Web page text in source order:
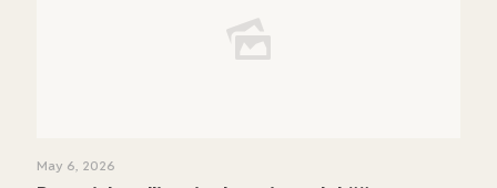
May 6, 2026